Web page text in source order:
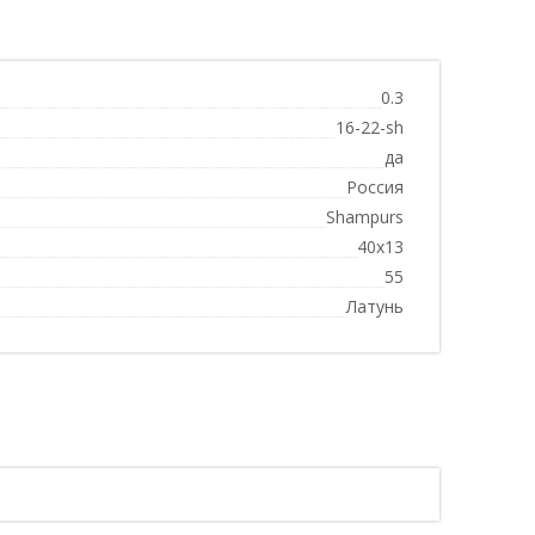
0.3
16-22-sh
да
Россия
Shampurs
40х13
55
Латунь